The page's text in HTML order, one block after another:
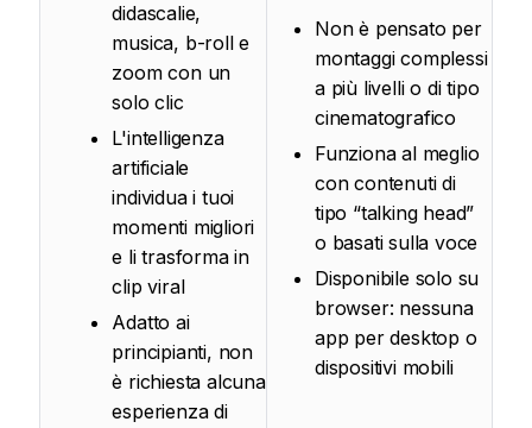
didascalie,
musica, b-roll e
zoom con un
solo clic
L'intelligenza
artificiale
individua i tuoi
momenti migliori
e li trasforma in
clip viral
Adatto ai
principianti, non
è richiesta alcuna
esperienza di
Non è pensato per
montaggi complessi
a più livelli o di tipo
cinematografico
Funziona al meglio
con contenuti di
tipo “talking head”
o basati sulla voce
Disponibile solo su
browser: nessuna
app per desktop o
dispositivi mobili